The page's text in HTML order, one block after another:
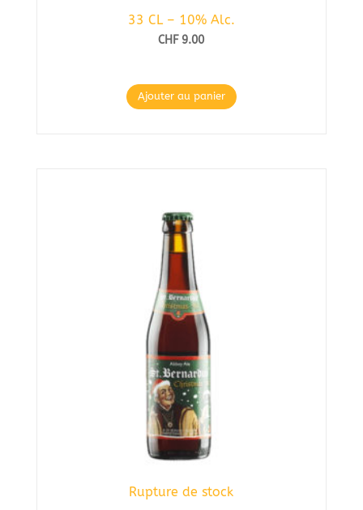
33 CL – 10% Alc.
CHF9.00
Ajouter au panier
Rupture de stock